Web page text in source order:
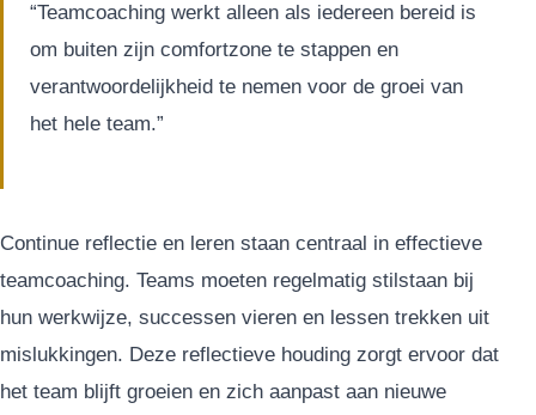
“Teamcoaching werkt alleen als iedereen bereid is
om buiten zijn comfortzone te stappen en
verantwoordelijkheid te nemen voor de groei van
het hele team.”
Continue reflectie en leren staan centraal in effectieve
teamcoaching. Teams moeten regelmatig stilstaan bij
hun werkwijze, successen vieren en lessen trekken uit
mislukkingen. Deze reflectieve houding zorgt ervoor dat
het team blijft groeien en zich aanpast aan nieuwe